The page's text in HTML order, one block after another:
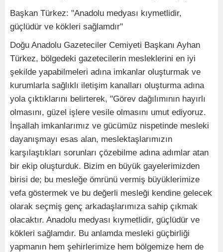
Başkan Türkez: "Anadolu medyası kıymetlidir,
güçlüdür ve kökleri sağlamdır"
Doğu Anadolu Gazeteciler Cemiyeti Başkanı Ayhan
Türkez, bölgedeki gazetecilerin mesleklerini en iyi
şekilde yapabilmeleri adına imkanlar oluşturmak ve
kurumlarla sağlıklı iletişim kanalları oluşturma adına
yola çıktıklarını belirterek, "Görev dağılımının hayırlı
olmasını, güzel işlere vesile olmasını umut ediyoruz.
İnşallah imkanlarımız ve gücümüz nispetinde mesleki
dayanışmayı esas alan, meslektaşlarımızın
karşılaştıkları sorunları çözebilme adına adımlar atan
bir ekip oluşturduk. Bizim en büyük gayelerimizden
birisi de; bu mesleğe ömrünü vermiş büyüklerimize
vefa göstermek ve bu değerli mesleği kendine gelecek
olarak seçmiş genç arkadaşlarımıza sahip çıkmak
olacaktır. Anadolu medyası kıymetlidir, güçlüdür ve
kökleri sağlamdır. Bu anlamda mesleki güçbirliği
yapmanın hem şehirlerimize hem bölgemize hem de